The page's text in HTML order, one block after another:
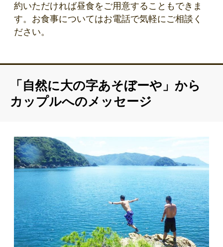
約いただければ昼食をご用意することもできま
す。お食事についてはお電話で気軽にご相談く
ださい。
「自然に大の字あそぼーや」から
カップルへのメッセージ